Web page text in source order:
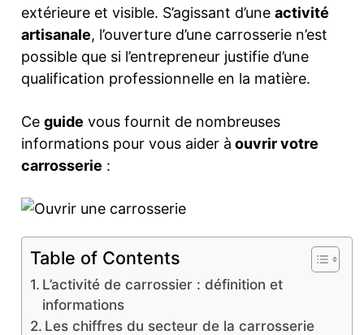
extérieure et visible. S’agissant d’une activité
artisanale, l’ouverture d’une carrosserie n’est
possible que si l’entrepreneur justifie d’une
qualification professionnelle en la matière.
Ce guide vous fournit de nombreuses
informations pour vous aider à ouvrir votre
carrosserie :
Table of Contents
L’activité de carrossier : définition et
informations
Les chiffres du secteur de la carrosserie